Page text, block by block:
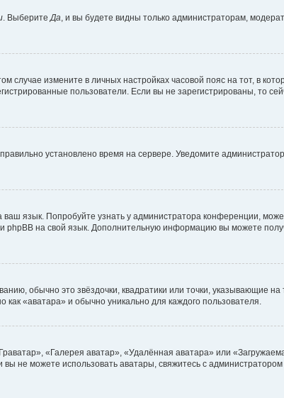
. Выберите Да , и вы будете видны только администраторам,
случае измените в личных настройках часовой пояс на тот, в
пользователи. Если вы не зарегистрированы, то
установлено время на сервере. Уведомите
язык. Попробуйте узнать у администратора конференции,
phpBB на свой язык. Дополнительную информацию вы можете
обычно это звёздочки, квадратики или точки, указывающие на
«аватара» и обычно уникально для каждого пользователя.
«Галерея аватар», «Удалённая аватара» или
не можете использовать аватары, свяжитесь с администратором